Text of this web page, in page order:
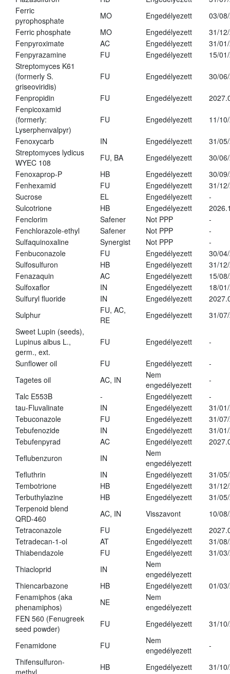
Ferric
pyrophosphate
MO Engedélyezett
03/
Ferric phosphate
MO Engedélyezett
31/
Fenpyroximate
AC Engedélyezett
31/
Fenpyrazamine
FU Engedélyezett
15/
Streptomyces K61
(formerly S.
griseoviridis)
FU Engedélyezett 30/
Fenpropidin FU Engedélyezett
Fenpicoxamid
(formerly:
Lyserphenvalpyr)
FU Engedélyezett 11/
Fenoxycarb IN Engedélyezett
31/
Streptomyces lydicus
WYEC 108
FU, BA Engedélyezett
30/
Fenoxaprop-P
HB Engedélyezett
30/
Fenhexamid
FU Engedélyezett
31/
Sucrose
EL Engedélyezett
-
Sulcotrione
HB Engedélyezett
Fenclorim
Safener Not PPP
-
Fenchlorazole-ethyl
Safener Not PPP
-
Sulfaquinoxaline
Synergist Not PPP
-
Fenbuconazole
FU Engedélyezett
30/
Sulfosulfuron
HB Engedélyezett
31/
Fenazaquin
AC Engedélyezett
15/
Sulfoxaflor
IN Engedélyezett
18/
Sulfuryl fluoride
IN Engedélyezett
Sulphur
FU, AC,
RE
Engedélyezett
31/
Sweet Lupin (seeds),
Lupinus albus L.,
germ., ext.
FU Engedélyezett -
Sunflower oil FU Engedélyezett
-
Tagetes oil
AC, IN
Nem
engedélyezett
-
Talc E553B
- Engedélyezett
-
tau-Fluvalinate
IN Engedélyezett
31/
Tebuconazole
FU Engedélyezett
31/
Tebufenozide
IN Engedélyezett
31/
Tebufenpyrad
AC Engedélyezett
Teflubenzuron
IN
Nem
engedélyezett
Tefluthrin
IN Engedélyezett
31/
Tembotrione
HB Engedélyezett
31/
Terbuthylazine
HB Engedélyezett
31/
Terpenoid blend
QRD-460
AC, IN Visszavont
10/
Tetraconazole
FU Engedélyezett
Tetradecan-1-ol
AT Engedélyezett
31/
Thiabendazole
FU Engedélyezett
31/
Thiacloprid
IN
Nem
engedélyezett
Thiencarbazone
HB Engedélyezett
01/
Fenamiphos (aka
phenamiphos)
NE
Nem
engedélyezett
FEN 560 (Fenugreek
seed powder)
FU Engedélyezett 31/
Fenamidone FU
Nem
engedélyezett
-
Thifensulfuron-
HB Engedélyezett 31/